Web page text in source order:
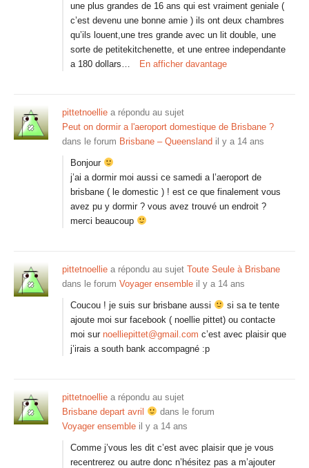
une plus grandes de 16 ans qui est vraiment geniale (
c’est devenu une bonne amie ) ils ont deux chambres
qu’ils louent,une tres grande avec un lit double, une
sorte de petitekitchenette, et une entree independante
a 180 dollars…
En afficher davantage
pittetnoellie a répondu au sujet
Peut on dormir a l'aeroport domestique de Brisbane ?
dans le forum Brisbane – Queensland il y a 14 ans
Bonjour
j’ai a dormir moi aussi ce samedi a l’aeroport de
brisbane ( le domestic ) ! est ce que finalement vous
avez pu y dormir ? vous avez trouvé un endroit ?
merci beaucoup
pittetnoellie a répondu au sujet Toute Seule à Brisbane
dans le forum Voyager ensemble il y a 14 ans
Coucou ! je suis sur brisbane aussi
si sa te tente
ajoute moi sur facebook ( noellie pittet) ou contacte
moi sur noelliepittet@gmail.com c’est avec plaisir que
j’irais a south bank accompagné :p
pittetnoellie a répondu au sujet
Brisbane depart avril
dans le forum
Voyager ensemble il y a 14 ans
Comme j’vous les dit c’est avec plaisir que je vous
recentrerez ou autre donc n’hésitez pas a m’ajouter